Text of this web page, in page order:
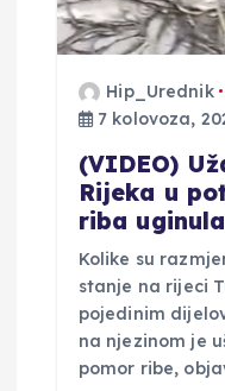
a
Hip_Urednik
7 kolovoza,
(VIDEO)
Rijeka u
riba uginula
Kolike su
stanje na rijeci
pojedinim
na njezinom je
pomor ribe,